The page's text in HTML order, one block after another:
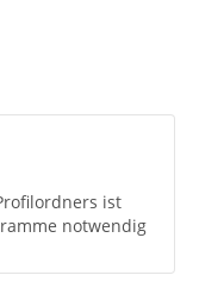
ist
notwendig